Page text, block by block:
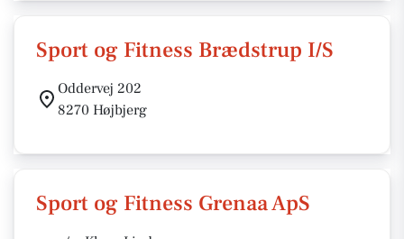
Sport og Fitness Brædstrup I/S
Oddervej 202
8270 Højbjerg
Sport og Fitness Grenaa ApS